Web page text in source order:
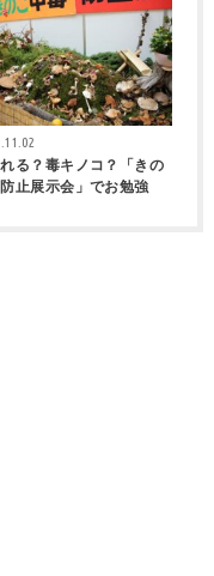
る？毒キノコ？「きの
止展示会」でお勉強